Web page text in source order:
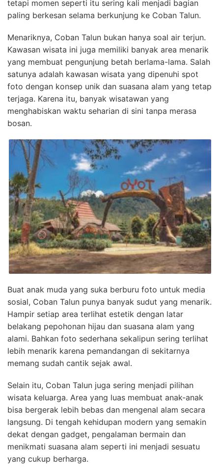
tetapi momen seperti itu sering kali menjadi bagian
paling berkesan selama berkunjung ke Coban Talun.
Menariknya, Coban Talun bukan hanya soal air terjun.
Kawasan wisata ini juga memiliki banyak area menarik
yang membuat pengunjung betah berlama-lama. Salah
satunya adalah kawasan wisata yang dipenuhi spot
foto dengan konsep unik dan suasana alam yang tetap
terjaga. Karena itu, banyak wisatawan yang
menghabiskan waktu seharian di sini tanpa merasa
bosan.
Buat anak muda yang suka berburu foto untuk media
sosial, Coban Talun punya banyak sudut yang menarik.
Hampir setiap area terlihat estetik dengan latar
belakang pepohonan hijau dan suasana alam yang
alami. Bahkan foto sederhana sekalipun sering terlihat
lebih menarik karena pemandangan di sekitarnya
memang sudah cantik sejak awal.
Selain itu, Coban Talun juga sering menjadi pilihan
wisata keluarga. Area yang luas membuat anak-anak
bisa bergerak lebih bebas dan mengenal alam secara
langsung. Di tengah kehidupan modern yang semakin
dekat dengan gadget, pengalaman bermain dan
menikmati suasana alam seperti ini menjadi sesuatu
yang cukup berharga.